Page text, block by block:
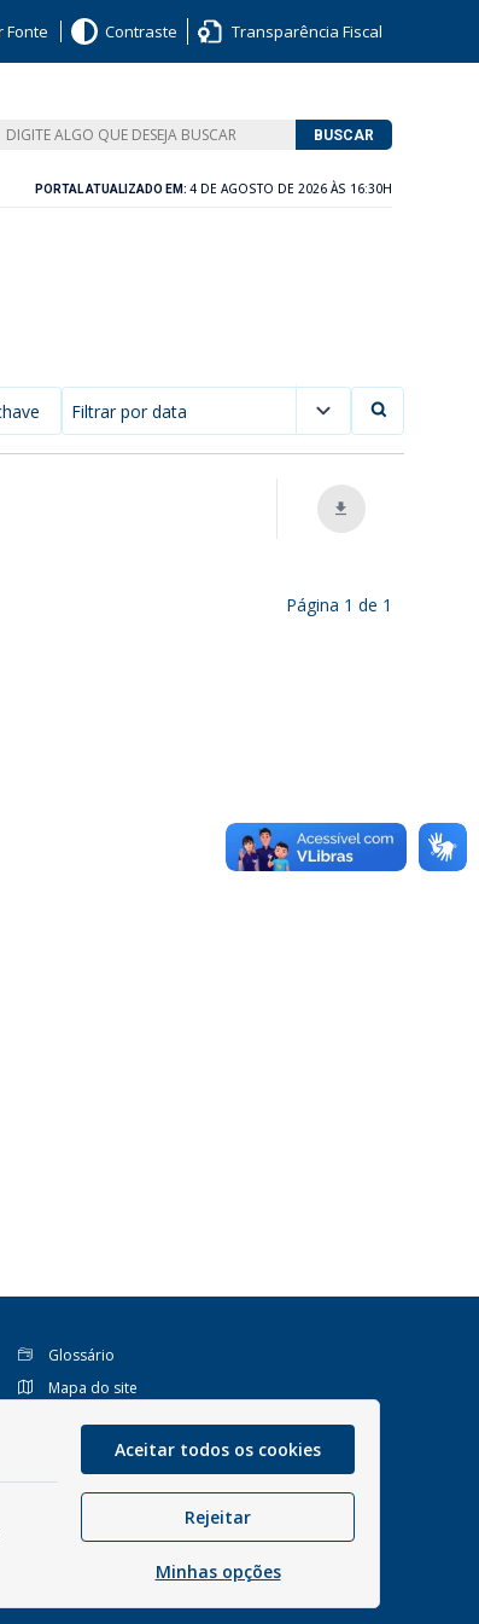
Fonte Contraste Transparência Fiscal
BUSCAR
PORTAL ATUALIZADO EM: 4 DE AGOSTO DE 2026 ÀS 16:30H
Filtrar por data
Página 1 de 1
Glossário
Mapa do site
Perguntas Frequentes
Manual de Navegação
Política de Privacidade
Aceitar todos os cookies
Rejeitar
Minhas opções